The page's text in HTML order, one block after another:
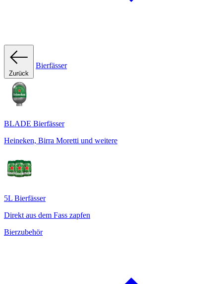
Zurück
Bierfässer
BLADE Bierfässer
Heineken, Birra Moretti und weitere
5L Bierfässer
Direkt aus dem Fass zapfen
Bierzubehör